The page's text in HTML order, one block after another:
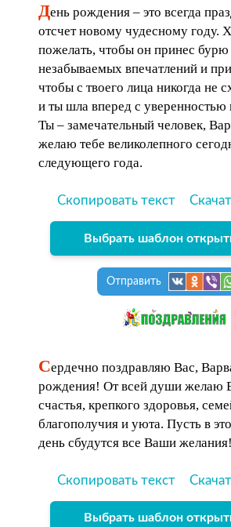
День рождения – это всегда
отсчет новому чудесному году.
пожелать, чтобы он принес
незабываемых впечатлений и
чтобы с твоего лица никогда не
и ты шла вперед с
Ты – замечательный человек,
желаю тебе великолепного
следующего года.
Скопировать текст
Выбрать шаблон
Отправить
Сердечно поздравляю Вас,
рождения! От всей души желаю
счастья, крепкого здоровья,
благополучия и уюта. Пусть в
день сбудутся все Ваши желания!
Скопировать текст
Выбрать шаблон